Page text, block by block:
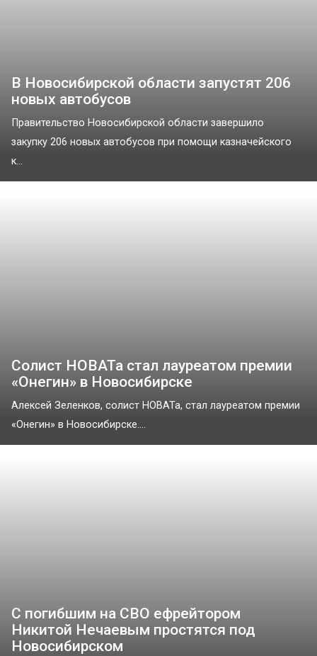
В Новосибирской области запустят 206
новых автобусов
Правительство Новосибирской области завершило
закупку 206 новых автобусов при помощи казначейского
к...
Солист НОВАТа стал лауреатом премии
«Онегин» в Новосибирске
Алексей Зеленков, солист НОВАТа, стал лауреатом премии
«Онегин» в Новосибирске....
С погибшим на СВО ефрейтором
Никитой Нечаевым простятся под
Новосибирском